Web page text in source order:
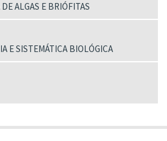
ALGAS E BRIÓFITAS
E SISTEMÁTICA BIOLÓGICA